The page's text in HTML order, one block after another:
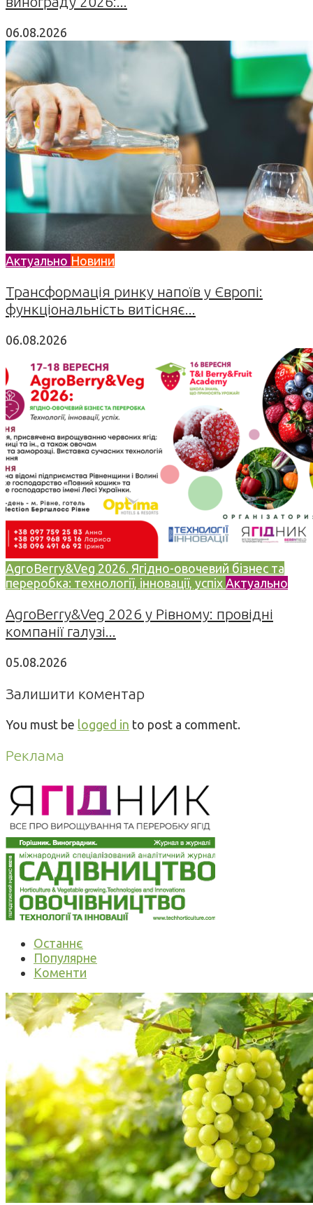
06.08.2026
Актуально Новини
Трансформація ринку напоїв у Європі:
функціональність витісняє...
06.08.2026
AgroBerry&Veg 2026. Ягідно-овочевий бізнес та
переробка: технології, інновації, успіх Актуально
AgroBerry&Veg 2026 у Рівному: провідні
компанії галузі...
05.08.2026
Залишити коментар
You must be logged in to post a comment.
Реклама
Останнє
Популярне
Коменти